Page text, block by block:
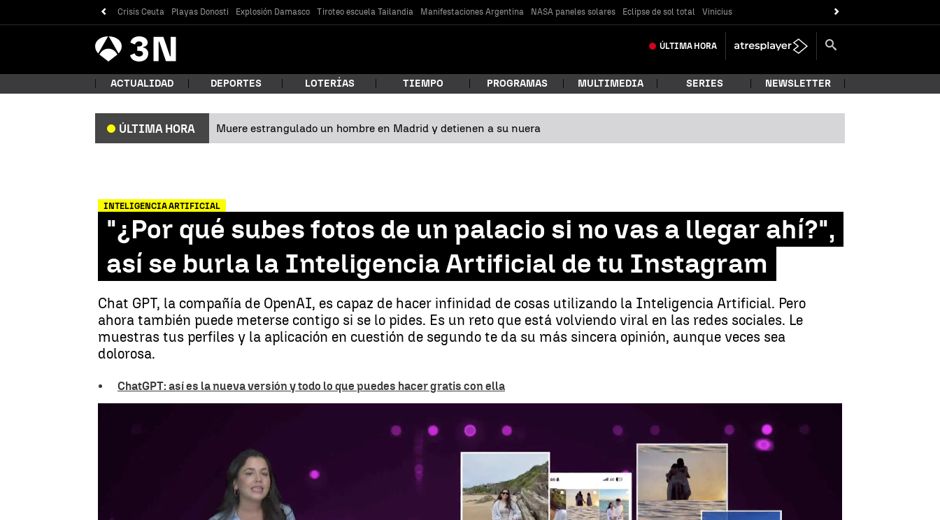
Crisis Ceuta Playas Donosti Explosión Damasco Tiroteo escuela Tailandia Manifestaciones Argentina NASA paneles solares Eclipse de sol total Vinicius
Antena
3 Noticias ÚLTIMA HORA
Buscar
ACTUALIDAD DEPORTES LOTERÍAS TIEMPO PROGRAMAS MULTIMEDIA SERIES NEWSLETTER
ÚLTIMA HORA Muere estrangulado un hombre en Madrid y detienen a su nuera
INTELIGENCIA ARTIFICIAL
"¿Por qué subes fotos de un palacio si no vas a llegar ahí?",
así se burla la Inteligencia Artificial de tu Instagram
Chat GPT, la compañía de OpenAI, es capaz de hacer infinidad de cosas utilizando la Inteligencia Artificial. Pero
ahora también puede meterse contigo si se lo pides. Es un reto que está volviendo viral en las redes sociales. Le
muestras tus perfiles y la aplicación en cuestión de segundo te da su más sincera opinión, aunque veces sea
dolorosa.
ChatGPT: así es la nueva versión y todo lo que puedes hacer gratis con ella